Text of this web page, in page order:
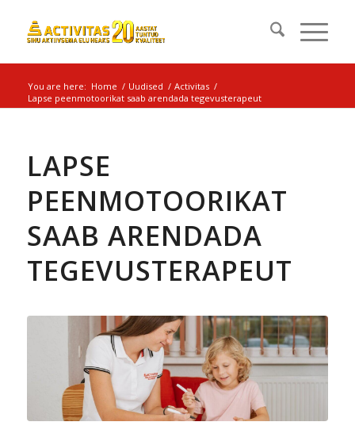
You are here: Home / Uudised / Activitas /
Lapse peenmotoorikat saab arendada tegevusterapeut
LAPSE
PEENMOTOORIKAT
SAAB ARENDADA
TEGEVUSTERAPEUT